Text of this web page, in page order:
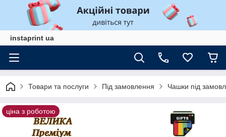
instaprint ua
Товари та послуги Під замовлення Чашки під
ціна з роботою